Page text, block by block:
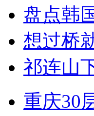
盘点韩
想过桥
祁连山
重庆30